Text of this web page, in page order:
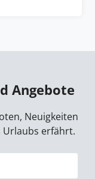
Angebote
Neuigkeiten
Urlaubs erfährt.